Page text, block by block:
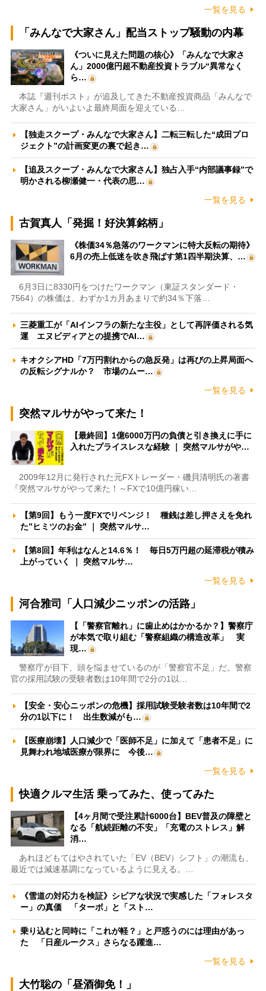
一覧を見る
「みんなで大家さん」配当ストップ騒動の内幕
《ついに見えた問題の核心》「みんなで大家さ
ん」2000億円超不動産投資トラブル“異常なく
ら…
本誌『週刊ポスト』が追及してきた不動産投資商品「みんなで
大家さん」がいよいよ最終局面を迎えている…
【独走スクープ・みんなで大家さん】二転三転した“成田プロ
ジェクト”の計画変更の裏で起き…
【追及スクープ・みんなで大家さん】独占入手“内部議事録”で
明かされる柳瀬健一・代表の思…
一覧を見る
古賀真人「発掘！好決算銘柄」
《株価34％急落のワークマンに特大反転の期待》
6月の売上低迷を吹き飛ばす第1四半期決算、…
6月3日に8330円をつけたワークマン（東証スタンダード・
7564）の株価は、わずか1カ月あまりで約34％下落…
三菱重工が「AIインフラの新たな主役」として再評価される気
運 エヌビディアとの提携でAI…
キオクシアHD「7万円割れからの急反発」は再びの上昇局面へ
の反転シグナルか？ 市場のムー…
一覧を見る
突然マルサがやって来た！
【最終回】1億6000万円の負債と引き換えに手に
入れたプライスレスな経験 ｜ 突然マルサがや…
2009年12月に発行された元FXトレーダー・磯貝清明氏の著書
『突然マルサがやって来た！～FXで10億円稼い…
【第9回】もう一度FXでリベンジ！ 種銭は差し押さえを免れ
た”ヒミツのお金” ｜ 突然マルサ…
【第8回】年利はなんと14.6％！ 毎日5万円超の延滞税が積み
上がっていく ｜ 突然マルサ…
一覧を見る
河合雅司「人口減少ニッポンの活路」
【「警察官離れ」に歯止めはかかるか？】警察庁
が本気で取り組む「警察組織の構造改革」 実
現…
警察庁が目下、頭を悩ませているのが「警察官不足」だ。警察
官の採用試験の受験者数は10年間で2分の1以…
【安全・安心ニッポンの危機】採用試験受験者数は10年間で2
分の1以下に！ 出生数減がも…
【医療崩壊】人口減少で「医師不足」に加えて「患者不足」に
見舞われ地域医療が限界に 今後…
一覧を見る
快適クルマ生活 乗ってみた、使ってみた
【4ヶ月間で受注累計6000台】BEV普及の障壁と
なる「航続距離の不安」「充電のストレス」解
消…
あれほどもてはやされていた「EV（BEV）シフト」の潮流も、
最近では減速基調になっているように見える。…
《雪道の対応力を検証》シビアな状況で実感した「フォレスタ
ー」の真価 「ターボ」と「スト…
乗り込むと同時に「これが軽？」と戸惑うのには理由があっ
た 「日産ルークス」さらなる躍進…
一覧を見る
大竹聡の「昼酒御免！」